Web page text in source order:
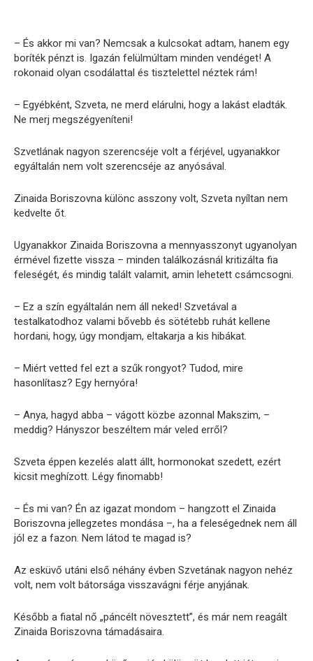
– És akkor mi van? Nemcsak a kulcsokat adtam, hanem egy
boríték pénzt is. Igazán felülmúltam minden vendéget! A
rokonaid olyan csodálattal és tisztelettel néztek rám!
– Egyébként, Szveta, ne merd elárulni, hogy a lakást eladták.
Ne merj megszégyeníteni!
Szvetlának nagyon szerencséje volt a férjével, ugyanakkor
egyáltalán nem volt szerencséje az anyósával.
Zinaida Boriszovna különc asszony volt, Szveta nyíltan nem
kedvelte őt.
Ugyanakkor Zinaida Boriszovna a mennyasszonyt ugyanolyan
érmével fizette vissza – minden találkozásnál kritizálta fia
feleségét, és mindig talált valamit, amin lehetett csámcsogni.
– Ez a szín egyáltalán nem áll neked! Szvetával a
testalkatodhoz valami bővebb és sötétebb ruhát kellene
hordani, hogy, úgy mondjam, eltakarja a kis hibákat.
– Miért vetted fel ezt a szűk rongyot? Tudod, mire
hasonlítasz? Egy hernyóra!
– Anya, hagyd abba – vágott közbe azonnal Makszim, –
meddig? Hányszor beszéltem már veled erről?
Szveta éppen kezelés alatt állt, hormonokat szedett, ezért
kicsit meghízott. Légy finomabb!
– És mi van? Én az igazat mondom – hangzott el Zinaida
Boriszovna jellegzetes mondása –, ha a feleségednek nem áll
jól ez a fazon. Nem látod te magad is?
Az esküvő utáni első néhány évben Szvetának nagyon nehéz
volt, nem volt bátorsága visszavágni férje anyjának.
Később a fiatal nő „páncélt növesztett”, és már nem reagált
Zinaida Boriszovna támadásaira.